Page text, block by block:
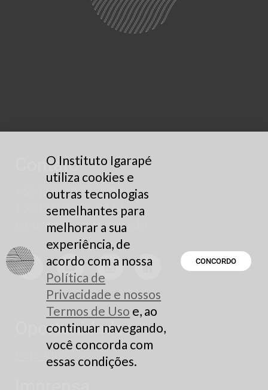
Contato
+55 (21) 3496-2113
+55 (21) 3496-2114
contato@igarape.org.br
Oportunidades
Veja aqui
O Instituto Igarapé
utiliza cookies e
outras tecnologias
semelhantes para
melhorar a sua
experiência, de
acordo com a nossa
Política de
Privacidade e nossos
Termos de Uso e, ao
continuar navegando,
você concorda com
essas condições.
CONCORDO